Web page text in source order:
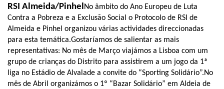
RSI Almeida/PinhelNo âmbito do Ano Europeu de Luta
Contra a Pobreza e a Exclusão Social o Protocolo de RSI de
Almeida e Pinhel organizou várias actividades direccionadas
para esta temática.Gostaríamos de salientar as mais
representativas: No mês de Março viajámos a Lisboa com um
grupo de crianças do Distrito para assistirem a um jogo da 1ª
liga no Estádio de Alvalade a convite do “Sporting Solidário”.No
mês de Abril organizámos o 1º “Bazar Solidário” em Aldeia de